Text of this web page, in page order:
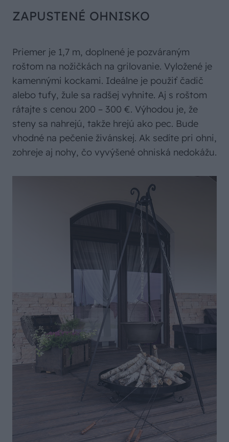
ZAPUSTENÉ OHNISKO
Priemer je 1,7 m, doplnené je pozváraným
roštom na nožičkách na grilovanie. Vyložené je
kamennými kockami. Ideálne je použiť čadič
alebo tufy, žule sa radšej vyhnite. Aj s roštom
rátajte s cenou 200 – 300 €. Výhodou je, že
steny sa nahrejú, takže hrejú ako pec. Bude
vhodné na pečenie živánskej. Ak sedíte pri ohni,
zohreje aj nohy, čo vyvýšené ohniská nedokážu.